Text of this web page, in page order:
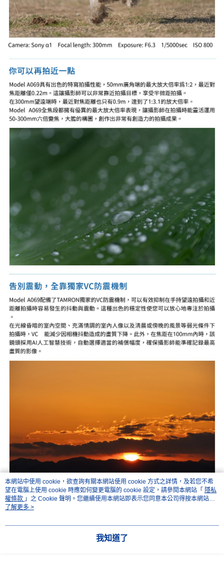
本網站中使用 cookie，欲查詢有關本網站使用 cookie 方式之詳情，及若您不希
望在電腦上使用 cookie 時應如何變更電腦的 cookie 設定，請參閱本網站「 隱私
權條款 」之 Cookie 聲明。您繼續使用本網站即表示您同意本公司得按本網站使
用條款之 Cookie 聲明使用 cookie。
了解更多 >
我知道了